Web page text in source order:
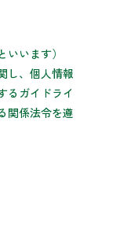
います）
し、個人情報
るガイドライ
関係法令を遵